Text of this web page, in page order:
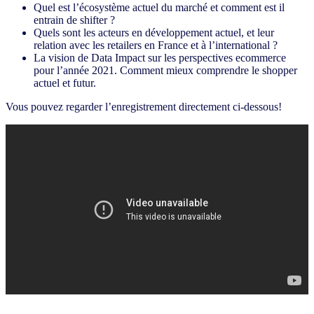
Quel est l’écosystème actuel du marché et comment est il
entrain de shifter ?
Quels sont les acteurs en développement actuel, et leur
relation avec les retailers en France et à l’international ?
La vision de Data Impact sur les perspectives ecommerce
pour l’année 2021. Comment mieux comprendre le shopper
actuel et futur.
Vous pouvez regarder l’enregistrement directement ci-dessous!